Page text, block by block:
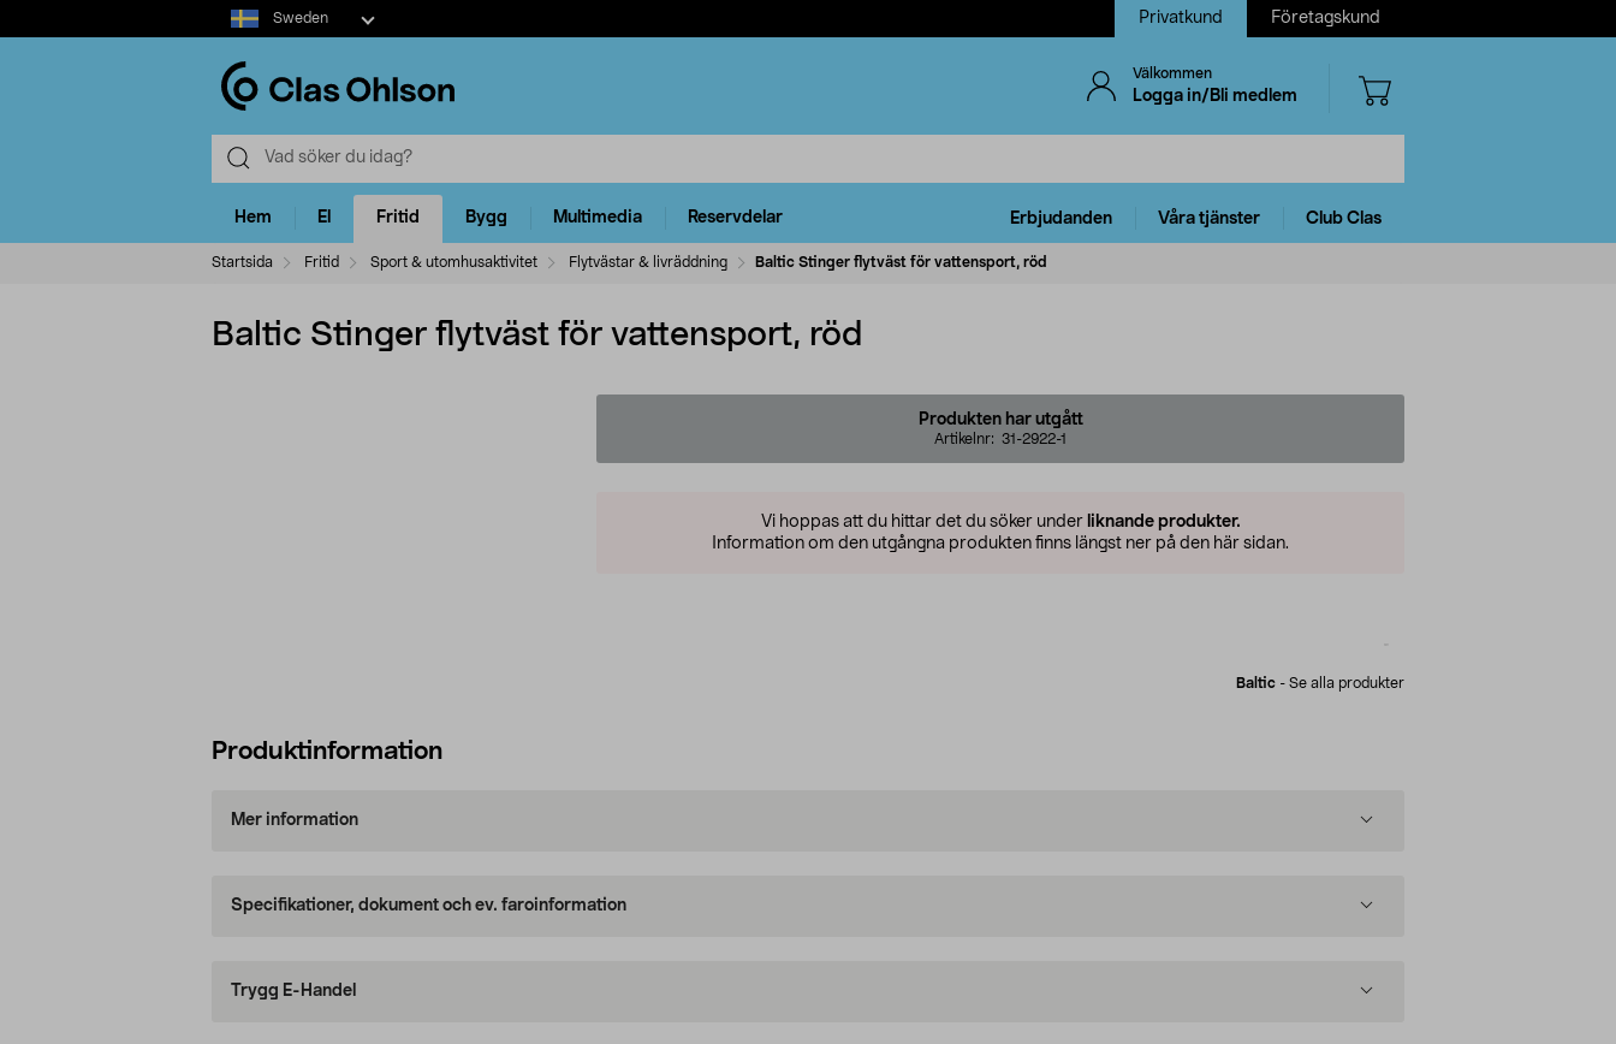
Select
market
Sweden Privatkund Företagskund
Välkommen
Logga in/Bli medlem
Hem El Fritid Bygg Multimedia Reservdelar Erbjudanden Våra tjänster Club Clas
Startsida Fritid Sport & utomhusaktivitet Flytvästar & livräddning Baltic Stinger flytväst för vattensport, röd
Baltic Stinger flytväst för vattensport, röd
Produkten har utgått
Artikelnr: 31-2922-1
Vi hoppas att du hittar det du söker under liknande produkter.
Information om den utgångna produkten finns längst ner på den här sidan.
Baltic - Se alla produkter
Produktinformation
Mer information
Specifikationer, dokument och ev. faroinformation
Trygg E-Handel